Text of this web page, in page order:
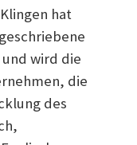
hat
wird die
die
des